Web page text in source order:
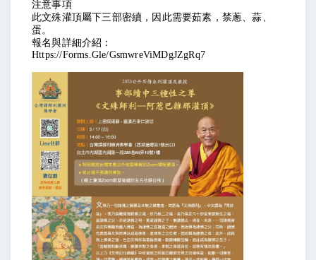
注意事項
此文殊灌頂屬下三部密續，因此需要茹素，禁蔥、蒜、
蛋。
報名與詳細介紹：
Https://forms.gle/GsmwreViMDgJZgRq7